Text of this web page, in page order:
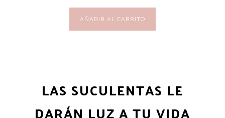
AÑADIR AL CARRITO
LAS SUCULENTAS LE